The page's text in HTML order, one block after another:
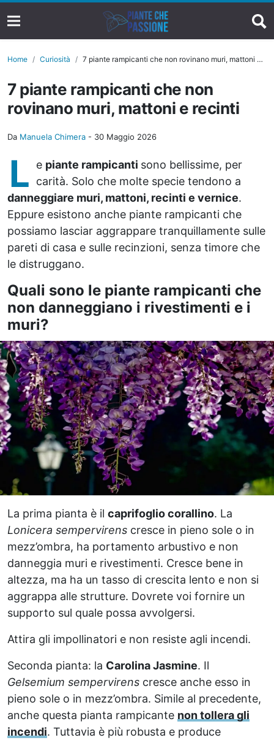
Home Curiosità 7 piante rampicanti che non rovinano muri, mattoni e recinti
7 piante rampicanti che non
rovinano muri, mattoni e recinti
Da Manuela Chimera - 30 Maggio 2026
L e piante rampicanti sono bellissime, per
carità. Solo che molte specie tendono a
danneggiare muri, mattoni, recinti e vernice.
Eppure esistono anche piante rampicanti che
possiamo lasciar aggrappare tranquillamente sulle
pareti di casa e sulle recinzioni, senza timore che
le distruggano.
Quali sono le piante rampicanti che
non danneggiano i rivestimenti e i
muri?
La prima pianta è il caprifoglio corallino. La
Lonicera sempervirens cresce in pieno sole o in
mezz’ombra, ha portamento arbustivo e non
danneggia muri e rivestimenti. Cresce bene in
altezza, ma ha un tasso di crescita lento e non si
aggrappa alle strutture. Dovrete voi fornire un
supporto sul quale possa avvolgersi.
Attira gli impollinatori e non resiste agli incendi.
Seconda pianta: la Carolina Jasmine. Il
Gelsemium sempervirens cresce anche esso in
pieno sole o in mezz’ombra. Simile al precedente,
anche questa pianta rampicante non tollera gli
incendi. Tuttavia è più robusta e produce